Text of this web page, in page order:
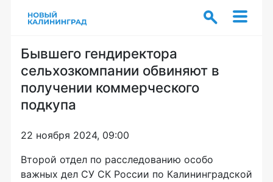
Бывшего гендиректора
сельхозкомпании обвиняют в
получении коммерческого
подкупа
22 ноября 2024, 09:00
Второй отдел по расследованию особо
важных дел СУ СК России по Калининградской